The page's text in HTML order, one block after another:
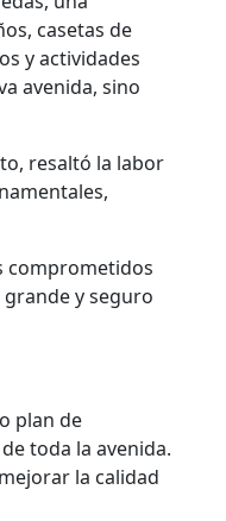
casetas de
y actividades
avenida, sino
resaltó la labor
comprometidos
y seguro
plan de
toda la avenida.
la calidad